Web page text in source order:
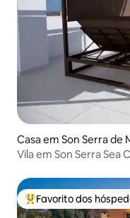
Casa em Son Serra de
Vila em Son Serra Sea
Favoritos dos
Favorito dos